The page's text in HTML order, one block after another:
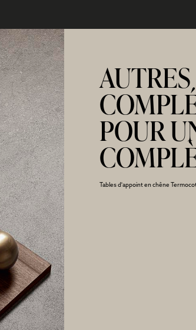
AUTRES
POUR
Tables d'appoint en chêne